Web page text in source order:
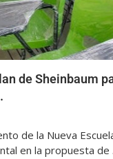
de Sheinbaum
de la Nueva
en la propuesta de